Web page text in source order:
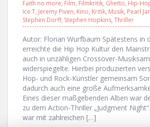
Faith no more, Film, Filmkritik, Ghetto, Hip-
Ice T, Jeremy Piven, Kino, Kritik, Musik, Pearl
Stephen Dorff, Stephen Hopkins, Thriller
Autor: Florian Wurfbaum Spätestens in
erreichte die Hip Hop Kultur den
auch in unzähligen Crossover-
widerspiegelte. Hierbei produzierten
Hop- und Rock-Künstler gemeinsam
dadurch auch eine große
Eines dieser maßgebenden Alben war
zu dem Action-Thriller „Judgment
war mit zahlreichen […]